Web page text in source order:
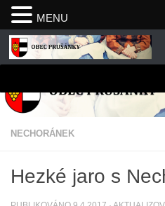
Skip to content
NECHORÁNEK
Hezké jaro s
MENU